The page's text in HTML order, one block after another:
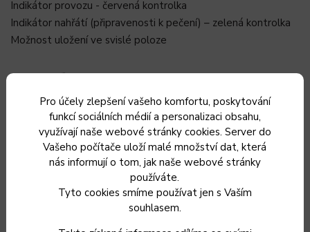
Pro účely zlepšení vašeho komfortu, poskytování
funkcí sociálních médií a personalizaci obsahu,
využívají naše webové stránky cookies. Server do
Vašeho počítače uloží malé množství dat, která
nás informují o tom, jak naše webové stránky
používáte.
Tyto cookies smíme používat jen s Vaším
souhlasem.
Indikátor provozu - červená kontrolka
Indikátor nahřátí (připravenosti k pečení) – zelená kontrolka
Možnost uložení ve svislé poloze
Specifikace
Bezpečnostní tepelná pojistka
Délka napájecího kabelu 85 cm
Jmenovitý výkon 700 W
Automatická regulace teploty